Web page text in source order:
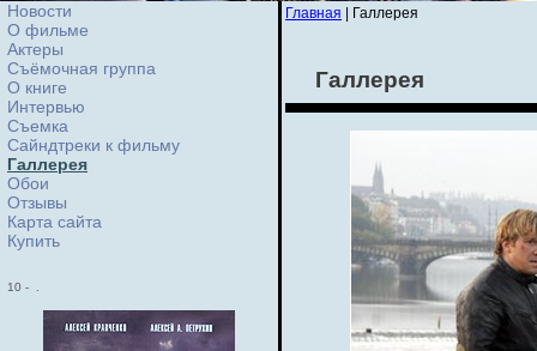
Новости
О фильме
Актеры
Съёмочная группа
О книге
Интервью
Cъемка
Сайндтреки к фильму
Галлерея
Обои
Отзывы
Карта сайта
Купить
10 -
Главная | Галлерея
Галлерея